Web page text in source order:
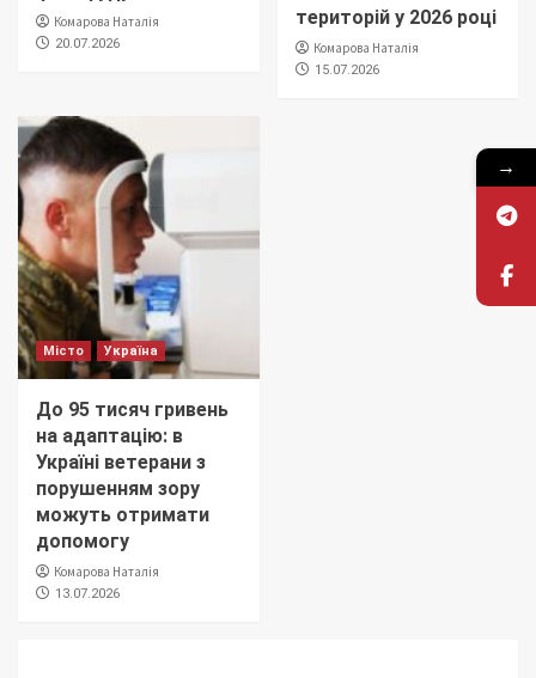
Комарова Наталія
20.07.2026
територій у 2026 році
Комарова Наталія
15.07.2026
Місто Україна
До 95 тисяч гривень
на адаптацію: в
Україні ветерани з
порушенням зору
можуть отримати
допомогу
Комарова Наталія
13.07.2026
→